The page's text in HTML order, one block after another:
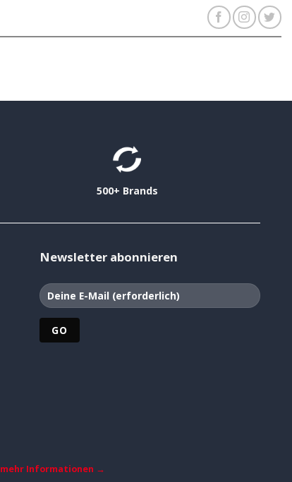
500+ Brands
Newsletter abonnieren
mehr Informationen →